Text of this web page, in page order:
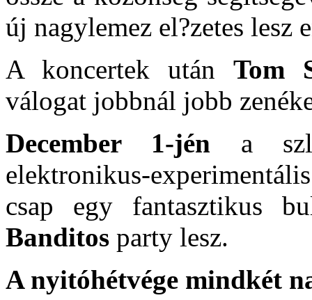
új nagylemez el?zetes lesz
A koncertek után Tom
válogat jobbnál jobb
December 1-jén a
elektronikus-
csap egy fantasztikus
Banditos party lesz.
A nyitóhétvége mindkét